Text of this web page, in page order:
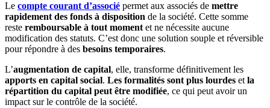
Le compte courant d’associé permet aux associés de mettre
rapidement des fonds à disposition de la société. Cette somme
reste remboursable à tout moment et ne nécessite aucune
modification des statuts. C’est donc une solution souple et réversible
pour répondre à des besoins temporaires.
L’augmentation de capital, elle, transforme définitivement les
apports en capital social. Les formalités sont plus lourdes et la
répartition du capital peut être modifiée, ce qui peut avoir un
impact sur le contrôle de la société.